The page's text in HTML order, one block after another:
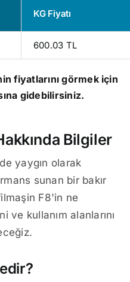
KG Fiyatı
600.03 TL
fiyatlarını görmek için
gidebilirsiniz.
Bilgiler
yaygın olarak
sunan bir bakır
F8'in ne
ve kullanım alanlarını